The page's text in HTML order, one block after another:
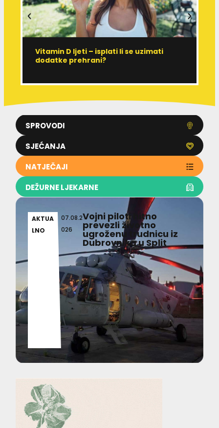
SPROVODI
SJEĆANJA
NATJEČAJI
DEŽURNE LJEKARNE
Vitamin D ljeti – isplati li se uzimati
dodatke prehrani?
AKTUA
LNO
07.08.2
026
Vojni piloti hitno
prevezli životno
ugroženu trudnicu iz
Dubrovnika u Split